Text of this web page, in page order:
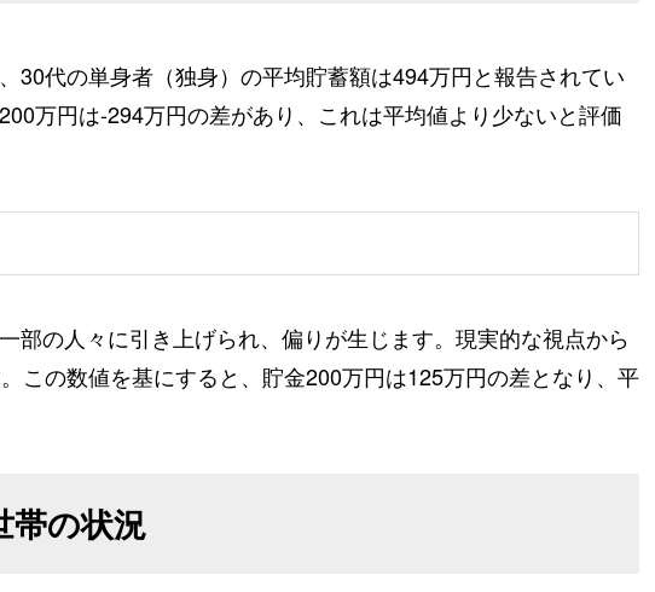
30代の単身者（独身）の平均貯蓄額は494万円と報告されてい
万円は-294万円の差があり、これは平均値より少ないと評価
部の人々に引き上げられ、偏りが生じます。現実的な視点から
この数値を基にすると、貯金200万円は125万円の差となり、平
帯の状況